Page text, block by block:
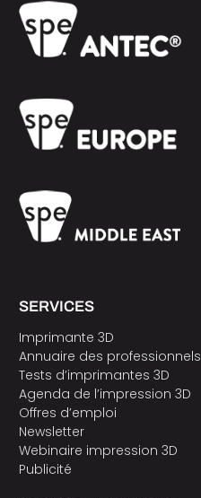
SERVICES
Imprimante 3D
Annuaire des professionnels
Tests d’imprimantes 3D
Agenda de l’impression 3D
Offres d’emploi
Newsletter
Webinaire impression 3D
Publicité